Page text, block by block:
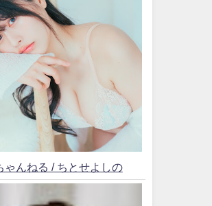
ゃんねる / ちとせよしの